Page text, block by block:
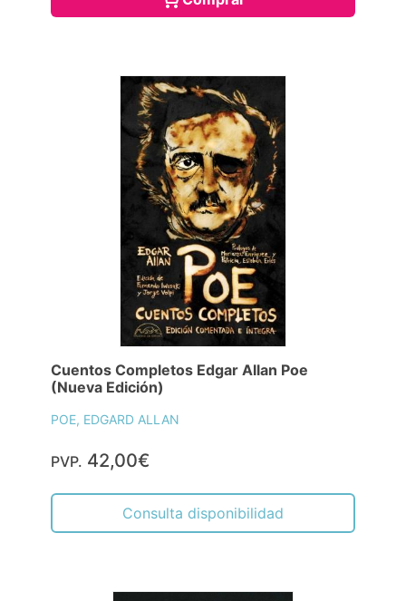
Cuentos Completos Edgar Allan Poe
(Nueva Edición)
POE, EDGARD ALLAN
PVP. 42,00€
Consulta disponibilidad